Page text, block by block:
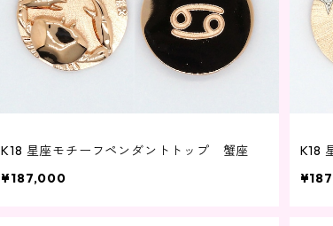
K18 星座モチーフペンダントトップ 蟹座
¥187,000
K18